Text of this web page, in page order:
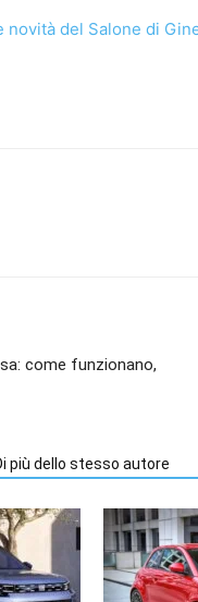
del Salone di
come funzionano,
più dello stesso autore